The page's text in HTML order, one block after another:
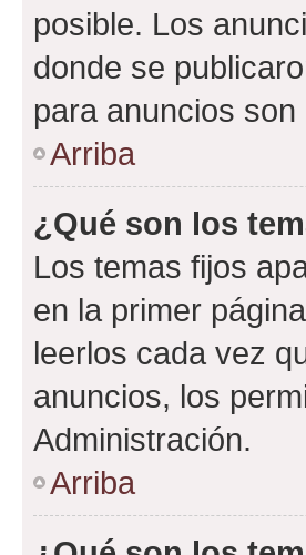
posible. Los
donde se
para anuncios
Arriba
¿Qué son los
Los temas fijos
en la primer
leerlos cada vez
anuncios, los
Administración.
Arriba